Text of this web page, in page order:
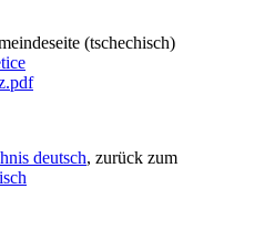
(tschechisch)
deutsch, zurück zum